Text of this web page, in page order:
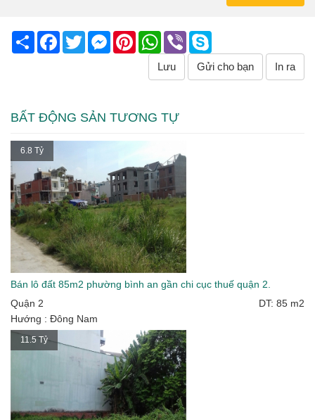
Share Facebook
TwitterMessenger
PinterestWhatsApp
Viber
Lưu Gửi cho bạn In ra
BẤT ĐỘNG SẢN TƯƠNG TỰ
6.8 Tỷ
Bán lô đất 85m2 phường bình an gần chi cục thuế quận 2.
Quận 2
DT: 85 m2
Hướng : Đông Nam
11.5 Tỷ